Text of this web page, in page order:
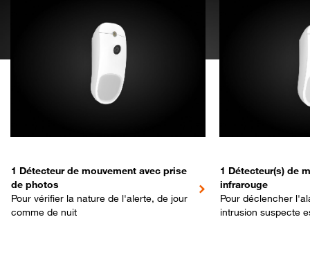
1 Détecteur de mouvement avec prise
de photos
Pour vérifier la nature de l'alerte, de jour
comme de nuit
1 Détecteur(s) de
infrarouge
Pour déclencher
intrusion suspecte